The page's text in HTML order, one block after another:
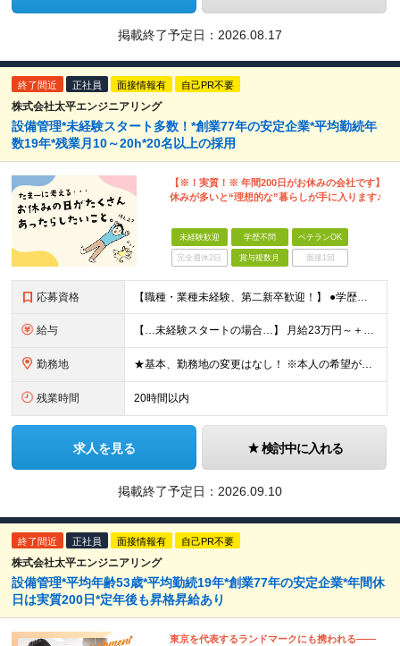
掲載終了予定日： 2026.08.17
終了間近 正社員 面接情報有 自己PR不要
株式会社太平エンジニアリング
設備管理*未経験スタート多数！*創業77年の安定企業*平均勤続年
数19年*残業月10～20h*20名以上の採用
【※！実質！※ 年間200日がお休みの会社です】
休みが多いと“理想的な”暮らしが手に入ります♪
未経験歓迎 学歴不問 ベテランOK
完全週休2日 賞与複数月 面接1回
応募資格 【職種・業種未経験、第二新卒歓迎！】 ●学歴不問 ★建設系の関連業務経験や機械メンテナンスの経験など、機会を触る経験をお持ちの方は行かせます！ ★「手に職をつけて安定して働きたい」「大型施設の裏側を
給与 【…未経験スタートの場合…】 月給23万円～＋賞与年2回＋残業手当 【…経験者の場合…】 月給27万円～50万円＋賞与年2回＋残業手当 【…マネジメント経験者の場合…】 月給35万円～50万円＋賞
勤務地 ★基本、勤務地の変更はなし！ ※本人の希望がない場合 ★埼玉／千葉から通う社員も多数活躍中！ ◆東京エリア 目黒区駒場4-6-1（東大先端科学技研センター） 港区台場2丁目6-1（グランドニッコー東
残業時間 20時間以内
求人を見る 検討中に入れる
掲載終了予定日： 2026.09.10
終了間近 正社員 面接情報有 自己PR不要
株式会社太平エンジニアリング
設備管理*平均年齢53歳*平均勤続19年*創業77年の安定企業*年間休
日は実質200日*定年後も昇格昇給あり
東京を代表するランドマークにも携われる――